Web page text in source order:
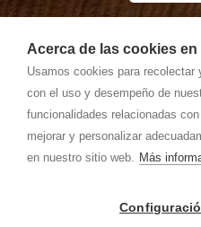
Acerca de las cookies
Usamos cookies para recolectar
con el uso y desempeño de
funcionalidades relacionadas
mejorar y personalizar
en nuestro sitio web. Más
Descubre más